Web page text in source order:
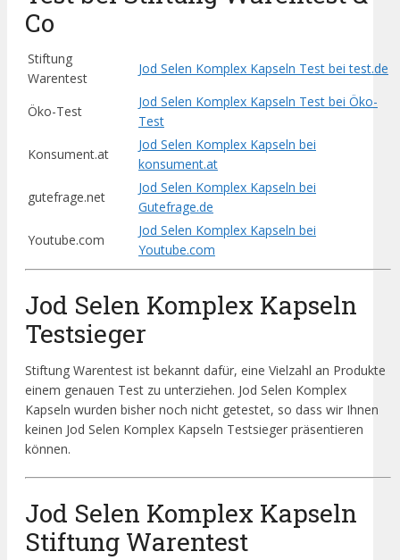
Co
Stiftung
Warentest
Jod Selen Komplex Kapseln Test bei test.de
Öko-Test
Jod Selen Komplex Kapseln Test bei Öko-
Test
Konsument.at
Jod Selen Komplex Kapseln bei
konsument.at
gutefrage.net
Jod Selen Komplex Kapseln bei
Gutefrage.de
Youtube.com
Jod Selen Komplex Kapseln bei
Youtube.com
Jod Selen Komplex Kapseln
Testsieger
Stiftung Warentest ist bekannt dafür, eine Vielzahl an Produkte
einem genauen Test zu unterziehen. Jod Selen Komplex
Kapseln wurden bisher noch nicht getestet, so dass wir Ihnen
keinen Jod Selen Komplex Kapseln Testsieger präsentieren
können.
Jod Selen Komplex Kapseln
Stiftung Warentest